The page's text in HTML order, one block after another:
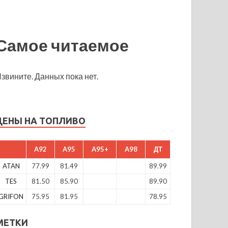
читаемое
Данных пока нет.
НА ТОПЛИВО
A92 A95 A95+ A98 ДТ
ATAN 77.99 81.49
89.99
TES
81.50 85.90
89.90
75.95 81.95 78.95